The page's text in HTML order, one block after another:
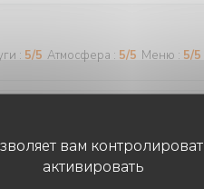
вам
активировать
: 5/5 Атмосфера : 5/5 Меню : 5/5
: 5/5 Атмосфера :5/5 Меню: 5/5